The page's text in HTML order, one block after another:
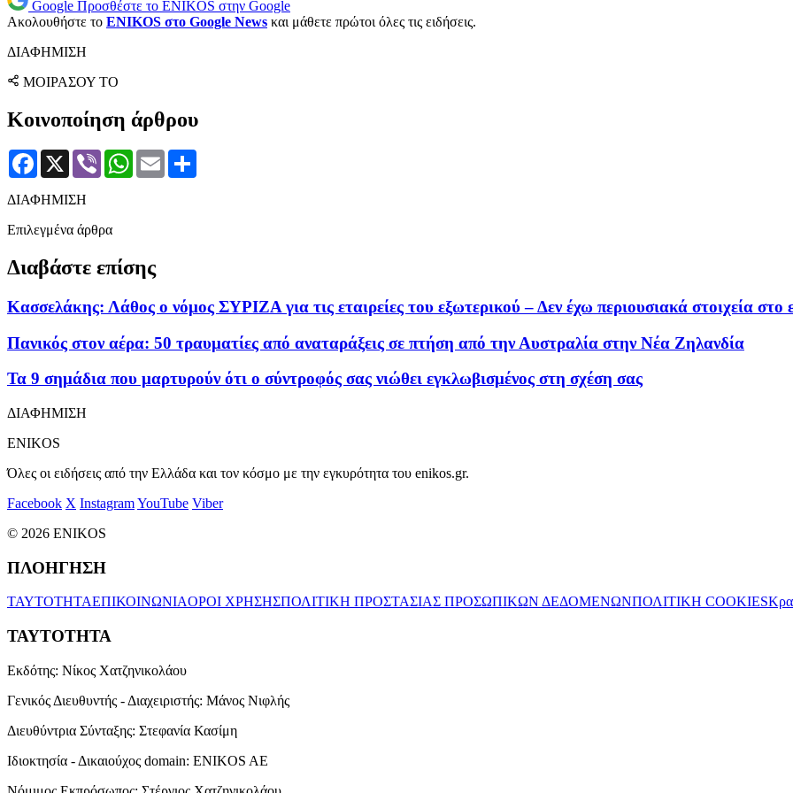
Google Προσθέστε το ENIKOS στην Google
Ακολουθήστε το ENIKOS στο Google News και μάθετε πρώτοι όλες τις ειδήσεις.
ΔΙΑΦΗΜΙΣΗ
ΜΟΙΡΑΣΟΥ ΤΟ
Κοινοποίηση άρθρου
Facebook
X Viber WhatsApp
Email
ΔΙΑΦΗΜΙΣΗ
Επιλεγμένα άρθρα
Διαβάστε επίσης
Κασσελάκης: Λάθος ο νόμος ΣΥΡΙΖΑ για τις εταιρείες του εξωτερικού – Δεν έχω περιουσιακά στοιχεία στο
Πανικός στον αέρα: 50 τραυματίες από αναταράξεις σε πτήση από την Αυστραλία στην Νέα Ζηλανδία
Τα 9 σημάδια που μαρτυρούν ότι ο σύντροφός σας νιώθει εγκλωβισμένος στη σχέση σας
ΔΙΑΦΗΜΙΣΗ
ENIKOS
Όλες οι ειδήσεις από την Ελλάδα και τον κόσμο με την εγκυρότητα του enikos.gr.
Facebook X InstagramYouTube Viber
© 2026 ENIKOS
ΠΛΟΗΓΗΣΗ
ΤΑΥΤΟΤΗΤΑΕΠΙΚΟΙΝΩΝΙΑΟΡΟΙ ΧΡΗΣΗΣΠΟΛΙΤΙΚΗ ΠΡΟΣΤΑΣΙΑΣ ΠΡΟΣΩΠΙΚΩΝ ΔΕΔΟΜΕΝΩΝΠΟΛΙΤΙΚΗ COOKIES
ΤΑΥΤΟΤΗΤΑ
Εκδότης: Νίκος Χατζηνικολάου
Γενικός Διευθυντής - Διαχειριστής: Μάνος Νιφλής
Διευθύντρια Σύνταξης: Στεφανία Κασίμη
Ιδιοκτησία - Δικαιούχος domain: ENIKOS AE